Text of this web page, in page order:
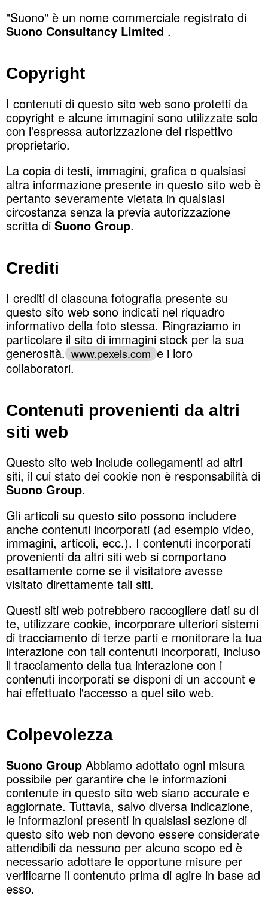
"Suono" è un nome commerciale registrato di
Suono Consultancy Limited .
Copyright
I contenuti di questo sito web sono protetti da
copyright e alcune immagini sono utilizzate solo
con l'espressa autorizzazione del rispettivo
proprietario.
La copia di testi, immagini, grafica o qualsiasi
altra informazione presente in questo sito web è
pertanto severamente vietata in qualsiasi
circostanza senza la previa autorizzazione
scritta di Suono Group.
Crediti
I crediti di ciascuna fotografia presente su
questo sito web sono indicati nel riquadro
informativo della foto stessa. Ringraziamo in
particolare il sito di immagini stock per la sua
generosità. www.pexels.com e i loro
collaboratori.
Contenuti provenienti da altri
siti web
Questo sito web include collegamenti ad altri
siti, il cui stato dei cookie non è responsabilità di
Suono Group.
Gli articoli su questo sito possono includere
anche contenuti incorporati (ad esempio video,
immagini, articoli, ecc.). I contenuti incorporati
provenienti da altri siti web si comportano
esattamente come se il visitatore avesse
visitato direttamente tali siti.
Questi siti web potrebbero raccogliere dati su di
te, utilizzare cookie, incorporare ulteriori sistemi
di tracciamento di terze parti e monitorare la tua
interazione con tali contenuti incorporati, incluso
il tracciamento della tua interazione con i
contenuti incorporati se disponi di un account e
hai effettuato l'accesso a quel sito web.
Colpevolezza
Suono Group Abbiamo adottato ogni misura
possibile per garantire che le informazioni
contenute in questo sito web siano accurate e
aggiornate. Tuttavia, salvo diversa indicazione,
le informazioni presenti in qualsiasi sezione di
questo sito web non devono essere considerate
attendibili da nessuno per alcuno scopo ed è
necessario adottare le opportune misure per
verificarne il contenuto prima di agire in base ad
esso.